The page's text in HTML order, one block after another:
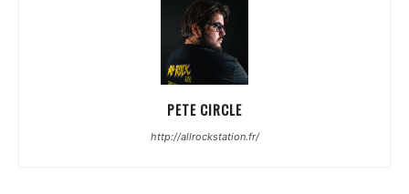
PETE CIRCLE
http://allrockstation.fr/